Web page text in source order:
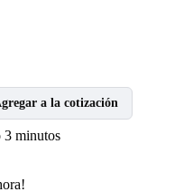
a la cotización
3 minutos